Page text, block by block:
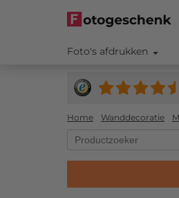
Foto's afdrukken
Home Wanddecoratie